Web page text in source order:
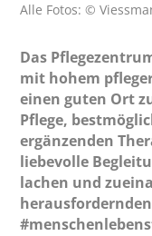
Alle Fotos: ©
Das
mit hohem
einen guten Ort
Pflege,
ergänzenden
liebevolle
lachen und